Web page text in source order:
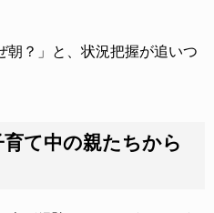
朝？」と、状況把握が追いつ
育て中の親たちから